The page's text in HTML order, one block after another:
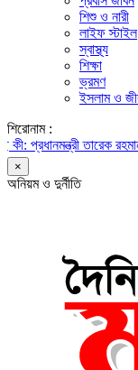
শিশু ও নারী
লাইফ স্টাইল
স্বাস্থ্য
শিক্ষা
ভ্রমণ
ইসলাম ও
শিরোনাম :
তারেক রহমানকে
×
অনিয়ম ও দুর্নীতি